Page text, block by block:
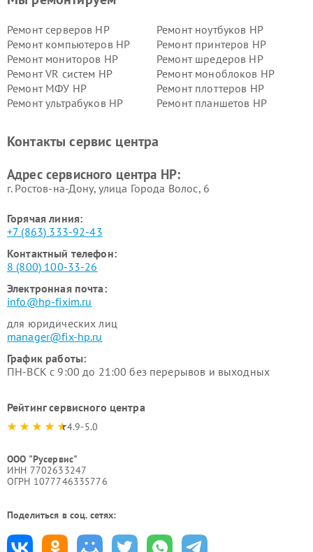
Ремонт серверов HP
Ремонт ноутбуков HP
Ремонт компьютеров HP
Ремонт принтеров HP
Ремонт мониторов HP
Ремонт шредеров HP
Ремонт VR систем HP
Ремонт моноблоков HP
Ремонт МФУ HP
Ремонт плоттеров HP
Ремонт ультрабуков HP
Ремонт планшетов HP
Контакты сервис центра
Адрес сервисного центра HP:
г. Ростов-на-Дону, улица Города Волос, 6
Горячая линия:
+7 (863) 333-92-43
Контактный телефон:
8 (800) 100-33-26
Электронная почта:
info@hp-fixim.ru
для юридических лиц
manager@fix-hp.ru
График работы:
ПН-ВСК с 9:00 до 21:00 без перерывов и выходных
Рейтинг сервисного центра
4.9-5.0
ООО "Русервис"
ИНН 7702633247
ОГРН 1077746335776
Поделиться в соц. сетях: